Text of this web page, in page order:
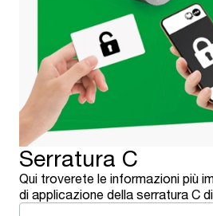
Serratura C
Qui troverete le informazioni più
di applicazione della serratura C